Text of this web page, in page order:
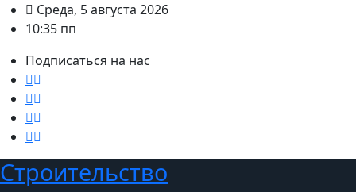
ПерейтиСреда, 5 августа 2026
10:35 пп
Подписаться на нас
Строительство